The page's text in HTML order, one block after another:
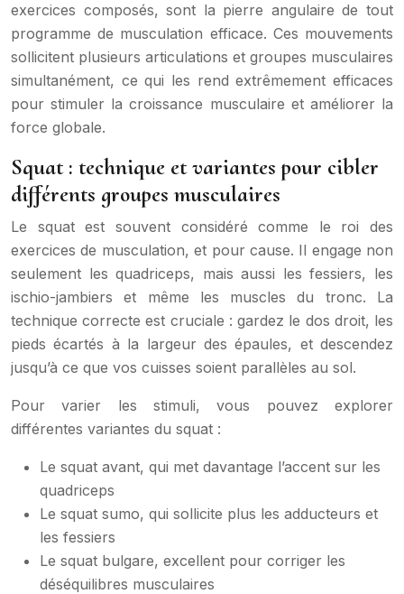
exercices composés, sont la pierre angulaire de tout
programme de musculation efficace. Ces mouvements
sollicitent plusieurs articulations et groupes musculaires
simultanément, ce qui les rend extrêmement efficaces
pour stimuler la croissance musculaire et améliorer la
force globale.
Squat : technique et variantes pour cibler
différents groupes musculaires
Le squat est souvent considéré comme le roi des
exercices de musculation, et pour cause. Il engage non
seulement les quadriceps, mais aussi les fessiers, les
ischio-jambiers et même les muscles du tronc. La
technique correcte est cruciale : gardez le dos droit, les
pieds écartés à la largeur des épaules, et descendez
jusqu’à ce que vos cuisses soient parallèles au sol.
Pour varier les stimuli, vous pouvez explorer
différentes variantes du squat :
Le squat avant, qui met davantage l’accent sur les
quadriceps
Le squat sumo, qui sollicite plus les adducteurs et
les fessiers
Le squat bulgare, excellent pour corriger les
déséquilibres musculaires